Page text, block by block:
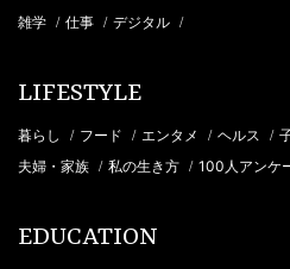
雑学 / 仕事 / デジタル /
LIFESTYLE
暮らし / フード / エンタメ / ヘルス /
夫婦・家族 / 私の生き方 / 100人アンケ
EDUCATION